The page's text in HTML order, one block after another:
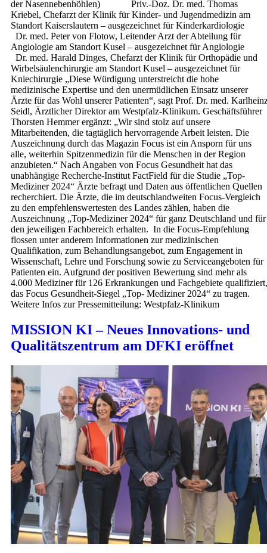
der Nasennebenhöhlen) Priv.-Doz. Dr. med. Thomas
Kriebel, Chefarzt der Klinik für Kinder- und Jugendmedizin am
Standort Kaiserslautern – ausgezeichnet für
Dr. med. Peter von Flotow, Leitender Arzt der Abteilung für
Angiologie am Standort Kusel – ausgezeichnet für
Dr. med. Harald Dinges, Chefarzt der Klinik für Orthopädie und
Wirbelsäulenchirurgie am Standort Kusel – ausgezeichnet für
Kniechirurgie „Diese Würdigung unterstreicht die hohe
medizinische Expertise und den unermüdlichen Einsatz unserer
Ärzte für das Wohl unserer Patienten“, sagt Prof. Dr. med.
Seidl, Ärztlicher Direktor am Westpfalz-Klinikum. Geschäftsführer
Thorsten Hemmer ergänzt: „Wir sind stolz auf unsere
Mitarbeitenden, die tagtäglich hervorragende Arbeit leisten. Die
Auszeichnung durch das Magazin Focus ist ein Ansporn für uns
alle, weiterhin Spitzenmedizin für die Menschen in der Region
anzubieten.“ Nach Angaben von Focus Gesundheit hat das
unabhängige Recherche-Institut FactField für die Studie „Top-
Mediziner 2024“ Ärzte befragt und Daten aus öffentlichen Quellen
recherchiert. Die Ärzte, die im deutschlandweiten Focus-Vergleich
zu den empfehlenswertesten des Landes zählen, haben die
Auszeichnung „Top-Mediziner 2024“ für ganz Deutschland und für
den jeweiligen Fachbereich erhalten. In die Focus-Empfehlung
flossen unter anderem Informationen zur medizinischen
Qualifikation, zum Behandlungsangebot, zum Engagement in
Wissenschaft, Lehre und Forschung sowie zu Serviceangeboten für
Patienten ein. Aufgrund der positiven Bewertung sind mehr als
4.000 Mediziner für 126 Erkrankungen und Fachgebiete qualifiziert,
das Focus Gesundheit-Siegel „Top- Mediziner 2024“ zu tragen.
Weitere Infos zur Pressemitteilung: Westpfalz-Klinikum
MISSION KI – Neues Innovations- und
Qualitätszentrum am DFKI eröffnet